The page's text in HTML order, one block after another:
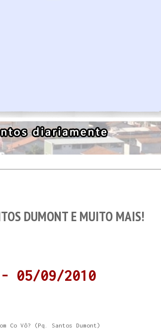
DUMONT E MUITO MAIS!
- 05/09/2010
Co Vô? (Pq. Santos Dumont)